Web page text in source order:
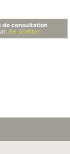
de consultation
En profiter